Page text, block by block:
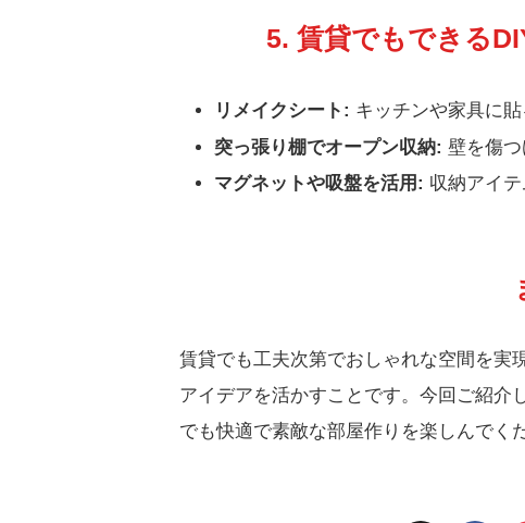
5. 賃貸でもできる
リメイクシート: キッチンや家具に
突っ張り棚でオープン収納: 壁を傷つ
マグネットや吸盤を活用: 収納アイ
賃貸でも工夫次第でおしゃれな空間を実
アイデアを活かすことです。今回ご紹介
でも快適で素敵な部屋作りを楽しんでく